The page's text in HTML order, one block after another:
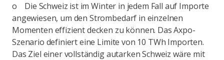
o Die Schweiz ist im Winter in jedem Fall auf Importe
angewiesen, um den Strombedarf in einzelnen
Momenten effizient decken zu können. Das Axpo-
Szenario definiert eine Limite von 10 TWh Importen.
Das Ziel einer vollständig autarken Schweiz wäre mit